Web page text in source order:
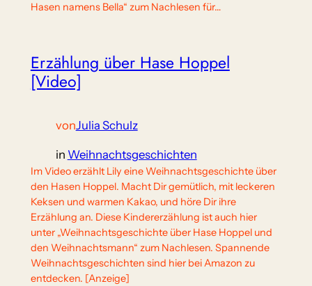
Hasen namens Bella“ zum Nachlesen für…
Erzählung über Hase Hoppel
[Video]
vonJulia Schulz
in Weihnachtsgeschichten
Im Video erzählt Lily eine Weihnachtsgeschichte über
den Hasen Hoppel. Macht Dir gemütlich, mit leckeren
Keksen und warmen Kakao, und höre Dir ihre
Erzählung an. Diese Kindererzählung ist auch hier
unter „Weihnachtsgeschichte über Hase Hoppel und
den Weihnachtsmann“ zum Nachlesen. Spannende
Weihnachtsgeschichten sind hier bei Amazon zu
entdecken. [Anzeige]